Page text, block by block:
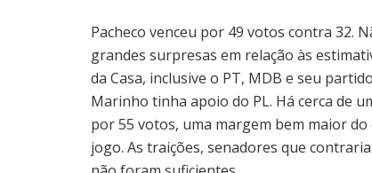
Pacheco venceu por 49 votos contra 32.
grandes surpresas em relação às
da Casa, inclusive o PT, MDB e seu
Marinho tinha apoio do PL. Há cerca de
por 55 votos, uma margem bem maior
jogo. As traições, senadores que